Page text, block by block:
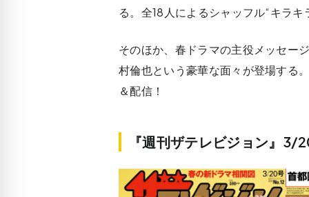
る。全18人によるシャッフル“キラ
そのほか、春ドラマの主役メッセー
村倫也という豪華な面々が登場する
＆配信！
『週刊ザテレビジョン』3/